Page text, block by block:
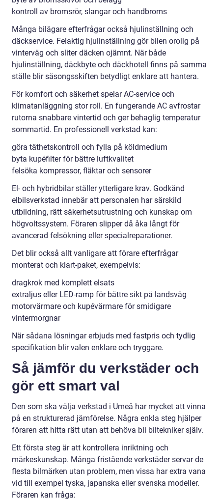
kontroll av bromsrör, slangar och handbroms
Många bilägare efterfrågar också hjulinställning och
däckservice. Felaktig hjulinställning gör bilen orolig på
vinterväg och sliter däcken ojämnt. När både
hjulinställning, däckbyte och däckhotell finns på samma
ställe blir säsongsskiften betydligt enklare att hantera.
För komfort och säkerhet spelar AC-service och
klimatanläggning stor roll. En fungerande AC avfrostar
rutorna snabbare vintertid och ger behaglig temperatur
sommartid. En professionell verkstad kan:
göra täthetskontroll och fylla på köldmedium
byta kupéfilter för bättre luftkvalitet
felsöka kompressor, fläktar och sensorer
El- och hybridbilar ställer ytterligare krav. Godkänd
elbilsverkstad innebär att personalen har särskild
utbildning, rätt säkerhetsutrustning och kunskap om
högvoltssystem. Föraren slipper då åka långt för
avancerad felsökning eller specialreparationer.
Det blir också allt vanligare att förare efterfrågar
monterat och klart-paket, exempelvis:
dragkrok med komplett elsats
extraljus eller LED-ramp för bättre sikt på landsväg
motorvärmare och kupévärmare för smidigare
vintermorgnar
När sådana lösningar erbjuds med fastpris och tydlig
specifikation blir valen enklare och tryggare.
Så jämför du verkstäder och
gör ett smart val
Den som ska välja verkstad i Umeå har mycket att vinna
på en strukturerad jämförelse. Några enkla steg hjälper
föraren att hitta rätt utan att behöva bli biltekniker själv.
Ett första steg är att kontrollera inriktning och
märkeskunskap. Många fristående verkstäder servar de
flesta bilmärken utan problem, men vissa har extra vana
vid till exempel tyska, japanska eller svenska modeller.
Föraren kan fråga: